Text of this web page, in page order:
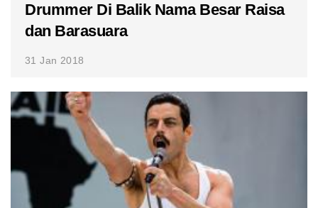
Drummer Di Balik Nama Besar Raisa
dan Barasuara
31 Jan 2018